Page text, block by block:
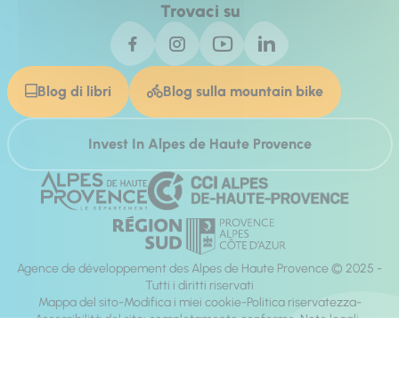
Trovaci su
Blog di libri Blog sulla mountain bike
Invest In Alpes de Haute Provence
Agence de développement des Alpes de Haute Provence © 2025 -
Tutti i diritti riservati
Mappa del sito Modifica i miei cookie Politica riservatezza
Accessibilità del sito: completamente conforme Note legali